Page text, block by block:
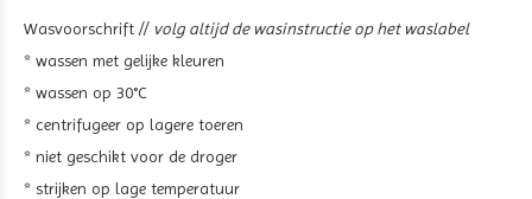
Wasvoorschrift // volg altijd de wasinstructie op het waslabel
* wassen met gelijke kleuren
* wassen op 30°C
* centrifugeer op lagere toeren
* niet geschikt voor de droger
* strijken op lage temperatuur